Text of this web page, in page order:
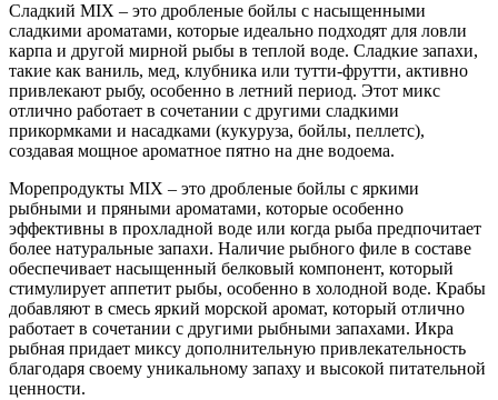
Сладкий MIX – это дробленые бойлы с насыщенными
сладкими ароматами, которые идеально подходят для ловли
карпа и другой мирной рыбы в теплой воде. Сладкие запахи,
такие как ваниль, мед, клубника или тутти-фрутти, активно
привлекают рыбу, особенно в летний период. Этот микс
отлично работает в сочетании с другими сладкими
прикормками и насадками (кукуруза, бойлы, пеллетс),
создавая мощное ароматное пятно на дне водоема.
Морепродукты MIX – это дробленые бойлы с яркими
рыбными и пряными ароматами, которые особенно
эффективны в прохладной воде или когда рыба предпочитает
более натуральные запахи. Наличие рыбного филе в составе
обеспечивает насыщенный белковый компонент, который
стимулирует аппетит рыбы, особенно в холодной воде. Крабы
добавляют в смесь яркий морской аромат, который отлично
работает в сочетании с другими рыбными запахами. Икра
рыбная придает миксу дополнительную привлекательность
благодаря своему уникальному запаху и высокой питательной
ценности.